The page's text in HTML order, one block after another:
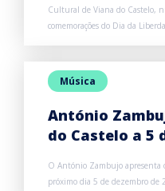
Cultural de Viana do Castelo,
comemorações do Dia da
Música
António
do Castelo a 5
O António Zambujo apresenta
próximo dia 5 de dezembro de